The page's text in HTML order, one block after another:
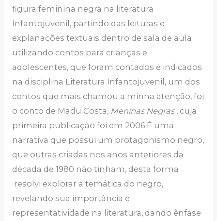
figura feminina negra na literatura
Infantojuvenil, partindo das leituras e
explanações textuais dentro de sala de aula
utilizando contos para crianças e
adolescentes, que foram contados e indicados
na disciplina Literatura Infantojuvenil, um dos
contos que mais chamou a minha atenção, foi
o conto de Madu Costa, Meninas Negras, cuja
primeira publicação foi em 2006.É uma
narrativa que possui um protagonismo negro,
que outras criadas nos anos anteriores da
década de 1980 não tinham, desta forma
resolvi explorar a temática do negro,
revelando sua importância e
representatividade na literatura, dando ênfase